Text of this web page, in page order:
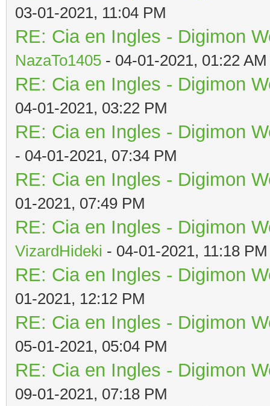
03-01-2021, 11:04 PM
RE: Cia en Ingles - Digimon
NazaTo1405 - 04-01-2021, 01:22 AM
RE: Cia en Ingles - Digimon
04-01-2021, 03:22 PM
RE: Cia en Ingles - Digimon
- 04-01-2021, 07:34 PM
RE: Cia en Ingles - Digimon
01-2021, 07:49 PM
RE: Cia en Ingles - Digimon
VizardHideki - 04-01-2021, 11:18 PM
RE: Cia en Ingles - Digimon
01-2021, 12:12 PM
RE: Cia en Ingles - Digimon
05-01-2021, 05:04 PM
RE: Cia en Ingles - Digimon
09-01-2021, 07:18 PM